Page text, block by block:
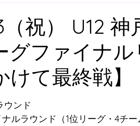
ール 舞多聞スクール
クール
（祝） U12
グファイナ
て最終戦】
されています。
ウンド
ルラウンド（1位リーグ・4チー